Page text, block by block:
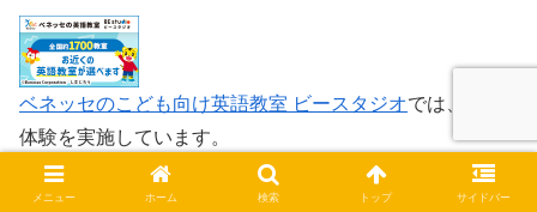
ベネッセのこども向け英語教室 ビースタジオでは、無料
体験を実施しています。
イード・アワード最優秀賞、オリコン顧客満足度ランキン
メニュー ホーム 検索 トップ サイドバー